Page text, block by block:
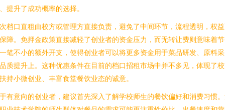
提升了成功概率的选择。
档口直租由校方或管理方直接负责，避免了中间环节，流程透明，权
障。免押金政策直接减轻了创业者的资金压力，而无转让费则意味着
笔不小的额外开支，使得创业者可以将更多资金用于菜品研发、原料
质提升上。这种优惠条件在目前的档口招租市场中并不多见，体现了
持小微创业、丰富食堂餐饮业态的诚意。
有意向的创业者，建议首先深入了解学校师生的餐饮偏好和消费习惯